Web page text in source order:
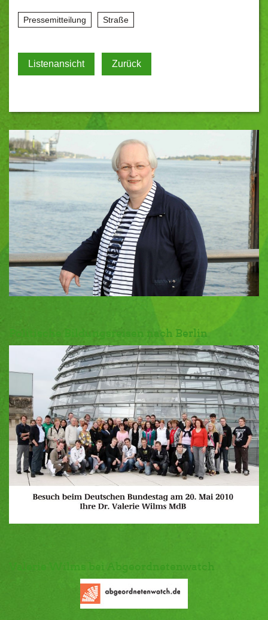
Pressemitteilung Straße
Listenansicht Zurück
Politische Bildungsreisen nach Berlin
Valerie Wilms bei Abgeordnetenwatch